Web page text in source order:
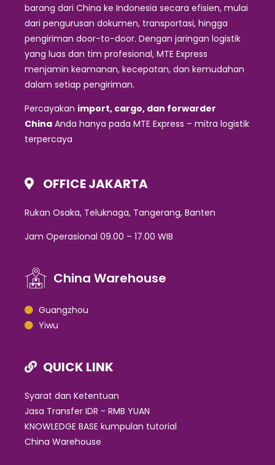
barang dari China ke Indonesia secara efisien, mulai
dari pengurusan dokumen, transportasi, hingga
pengiriman door-to-door. Dengan jaringan logistik
yang luas dan tim profesional, MTE Express
menjamin keamanan, kecepatan, dan kemudahan
dalam setiap pengiriman.
Percayakan import, cargo, dan forwarder
China Anda hanya pada MTE Express – mitra logistik
terpercaya
OFFICE JAKARTA
Rukan Osaka, Teluknaga, Tangerang, Banten
Jam Operasional 09.00 – 17.00 WIB
China Warehouse
Guangzhou
Yiwu
QUICK LINK
Syarat dan Ketentuan
Jasa Transfer IDR - RMB YUAN
KNOWLEDGE BASE kumpulan tutorial
China Warehouse